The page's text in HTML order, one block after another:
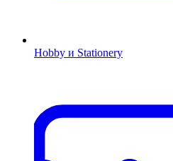
Hobby и Stationery